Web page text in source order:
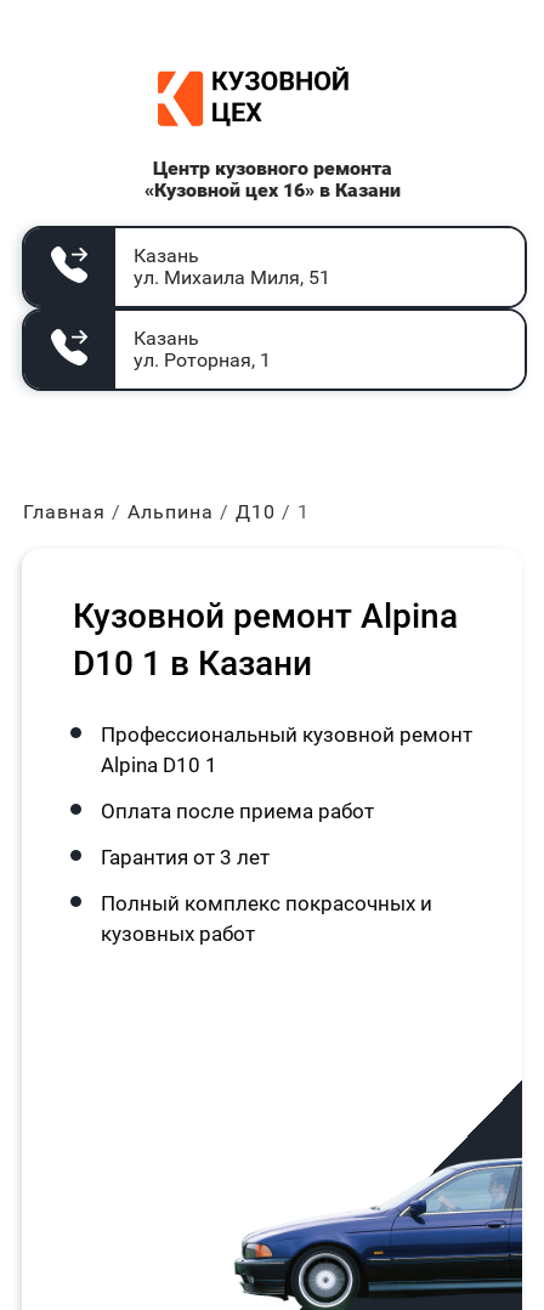
Центр кузовного ремонта
«Кузовной цех 16» в Казани
Казань
ул. Михаила Миля, 51
Казань
ул. Роторная, 1
Главная Альпина Д10 1
Кузовной ремонт Alpina
D10 1 в Казани
Профессиональный кузовной ремонт
Alpina D10 1
Оплата после приема работ
Гарантия от 3 лет
Полный комплекс покрасочных и
кузовных работ